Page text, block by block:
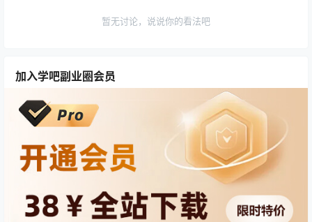
暂无讨论，说说你的看法吧
加入学吧副业圈会员